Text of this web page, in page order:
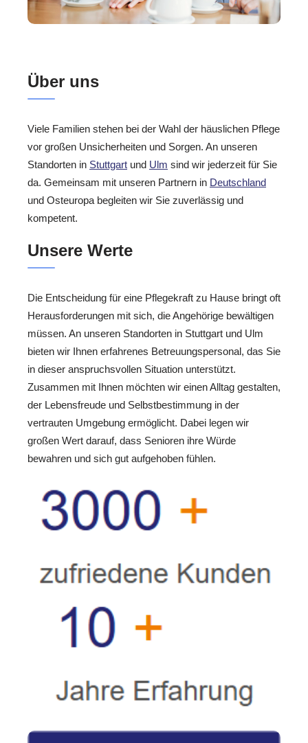
Über uns
Viele Familien stehen bei der Wahl der häuslichen Pflege
vor großen Unsicherheiten und Sorgen. An unseren
Standorten in Stuttgart und Ulm sind wir jederzeit für Sie
da. Gemeinsam mit unseren Partnern in Deutschland
und Osteuropa begleiten wir Sie zuverlässig und
kompetent.
Unsere Werte
Die Entscheidung für eine Pflegekraft zu Hause bringt oft
Herausforderungen mit sich, die Angehörige bewältigen
müssen. An unseren Standorten in Stuttgart und Ulm
bieten wir Ihnen erfahrenes Betreuungspersonal, das Sie
in dieser anspruchsvollen Situation unterstützt.
Zusammen mit Ihnen möchten wir einen Alltag gestalten,
der Lebensfreude und Selbstbestimmung in der
vertrauten Umgebung ermöglicht. Dabei legen wir
großen Wert darauf, dass Senioren ihre Würde
bewahren und sich gut aufgehoben fühlen.